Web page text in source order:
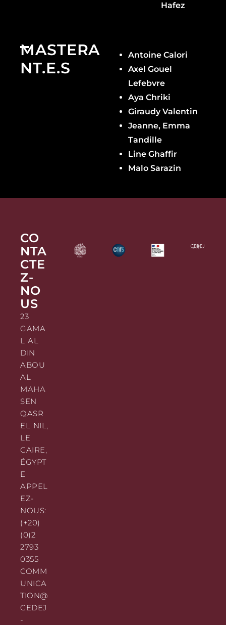
Hafez
MASTERA
NT.E.S
Antoine Calori
Axel Gouel
Lefebvre
Aya Chriki
Giraudy Valentin
Jeanne, Emma
Tandille
Line Ghaffir
Malo Sarazin
CO
NTA
CTE
Z-
NO
US
23
GAMA
L AL
DIN
ABOU
AL
MAHA
SEN
QASR
EL NIL,
LE
CAIRE,
ÉGYPT
E
APPEL
EZ-
NOUS:
(+20)
(0)2
2793
0355
COMM
UNICA
TION@
CEDEJ
-